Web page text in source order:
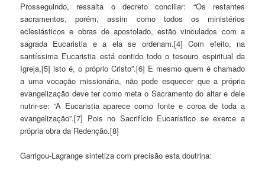
Prosseguindo, ressalta o decreto conciliar: “Os restantes
sacramentos, porém, assim como todos os ministérios
eclesiásticos e obras de apostolado, estão vinculados com a
sagrada Eucaristia e a ela se ordenam.[4] Com efeito, na
santíssima Eucaristia está contido todo o tesouro espiritual da
Igreja,[5] isto é, o próprio Cristo”.[6] E mesmo quem é chamado
a uma vocação missionária, não pode esquecer que a própria
evangelização deve ter como meta o Sacramento do altar e dele
nutrir-se: “A Eucaristia aparece como fonte e coroa de toda a
evangelização”.[7] Pois no Sacrifício Eucarístico se exerce a
própria obra da Redenção.[8]
Garrigou-Lagrange sintetiza com precisão esta doutrina: